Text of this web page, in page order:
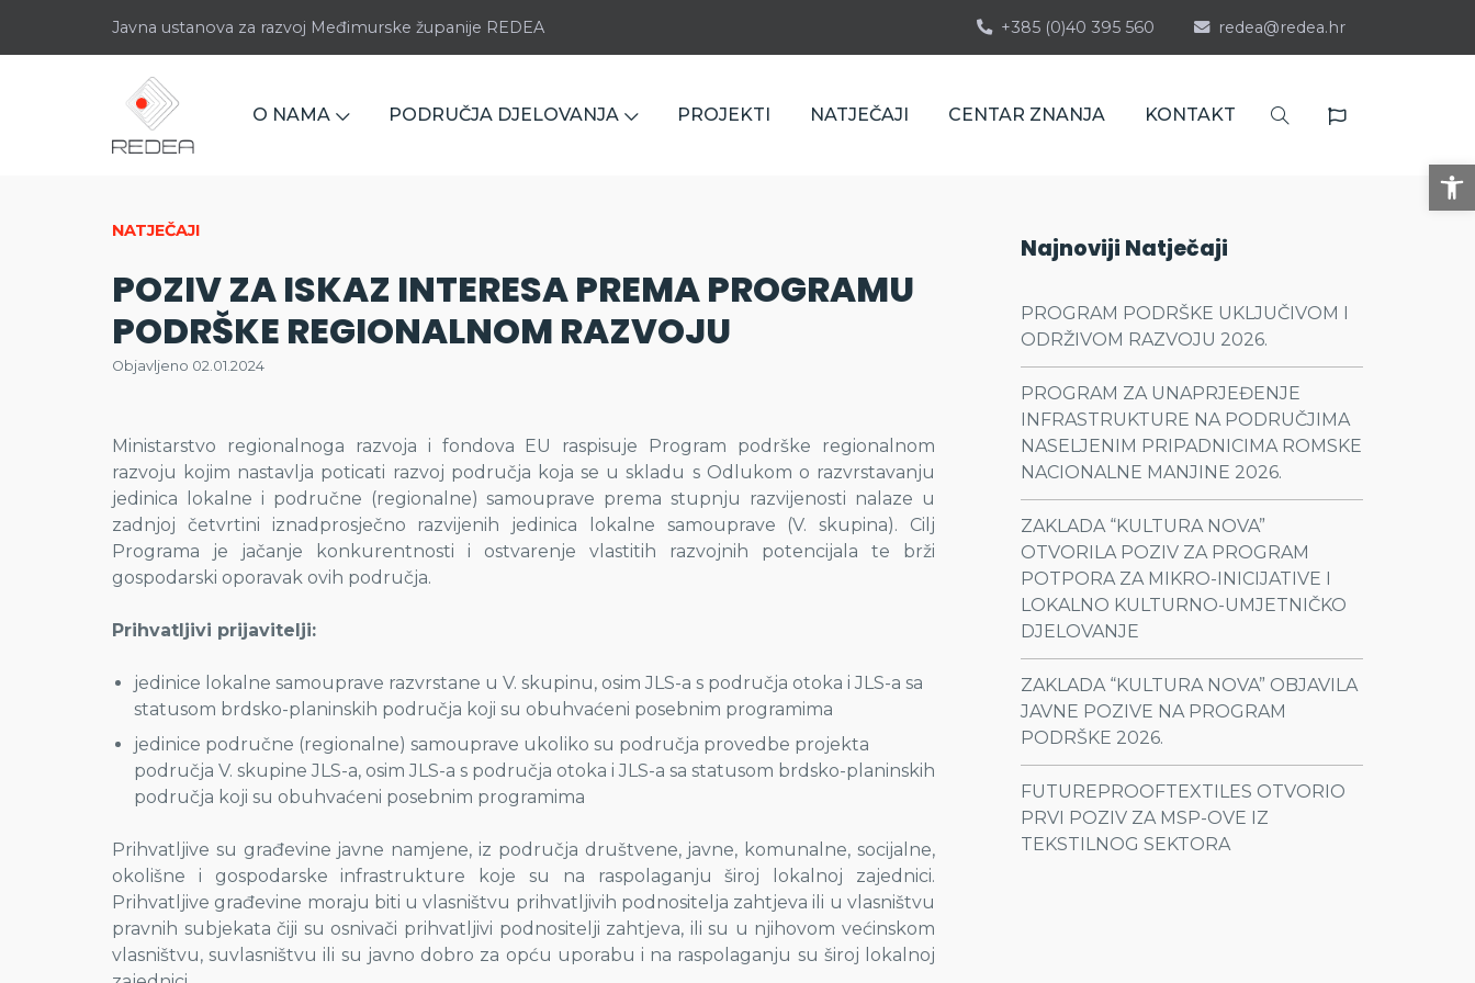
Javna ustanova za razvoj Međimurske županije REDEA +385 (0)40 395 560 redea@redea.hr
O NAMA PODRUČJA DJELOVANJA PROJEKTI NATJEČAJI CENTAR ZNANJA KONTAKT
NATJEČAJI
POZIV ZA ISKAZ INTERESA PREMA PROGRAMU
PODRŠKE REGIONALNOM RAZVOJU
Objavljeno 02.01.2024
Ministarstvo regionalnoga razvoja i fondova EU raspisuje Program podrške regionalnom
razvoju kojim nastavlja poticati razvoj područja koja se u skladu s Odlukom o razvrstavanju
jedinica lokalne i područne (regionalne) samouprave prema stupnju razvijenosti nalaze u
zadnjoj četvrtini iznadprosječno razvijenih jedinica lokalne samouprave (V. skupina). Cilj
Programa je jačanje konkurentnosti i ostvarenje vlastitih razvojnih potencijala te brži
gospodarski oporavak ovih područja.
Prihvatljivi prijavitelji:
jedinice lokalne samouprave razvrstane u V. skupinu, osim JLS-a s područja otoka i JLS-a sa
statusom brdsko-planinskih područja koji su obuhvaćeni posebnim programima
jedinice područne (regionalne) samouprave ukoliko su područja provedbe projekta
područja V. skupine JLS-a, osim JLS-a s područja otoka i JLS-a sa statusom brdsko-planinskih
područja koji su obuhvaćeni posebnim programima
Prihvatljive su građevine javne namjene, iz područja društvene, javne, komunalne, socijalne,
okolišne i gospodarske infrastrukture koje su na raspolaganju široj lokalnoj zajednici.
Prihvatljive građevine moraju biti u vlasništvu prihvatljivih podnositelja zahtjeva ili u vlasništvu
pravnih subjekata čiji su osnivači prihvatljivi podnositelji zahtjeva, ili su u njihovom većinskom
vlasništvu, suvlasništvu ili su javno dobro za opću uporabu i na raspolaganju su široj lokalnoj
Najnoviji Natječaji
PROGRAM PODRŠKE UKLJUČIVOM I
ODRŽIVOM RAZVOJU 2026.
PROGRAM ZA UNAPRJEĐENJE
INFRASTRUKTURE NA PODRUČJIMA
NASELJENIM PRIPADNICIMA ROMSKE
NACIONALNE MANJINE 2026.
ZAKLADA “KULTURA NOVA”
OTVORILA POZIV ZA PROGRAM
POTPORA ZA MIKRO-INICIJATIVE I
LOKALNO KULTURNO-UMJETNIČKO
DJELOVANJE
ZAKLADA “KULTURA NOVA” OBJAVILA
JAVNE POZIVE NA PROGRAM
PODRŠKE 2026.
FUTUREPROOFTEXTILES OTVORIO
PRVI POZIV ZA MSP-OVE IZ
TEKSTILNOG SEKTORA